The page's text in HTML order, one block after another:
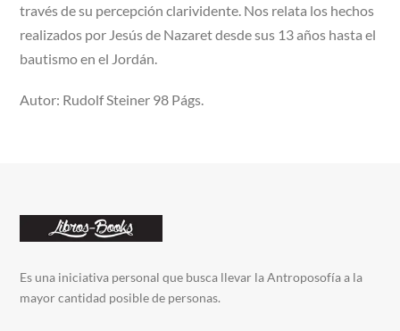
través de su percepción clarividente. Nos relata los hechos
realizados por Jesús de Nazaret desde sus 13 años hasta el
bautismo en el Jordán.
Autor: Rudolf Steiner 98 Págs.
Es una iniciativa personal que busca llevar la Antroposofía a la
mayor cantidad posible de personas.